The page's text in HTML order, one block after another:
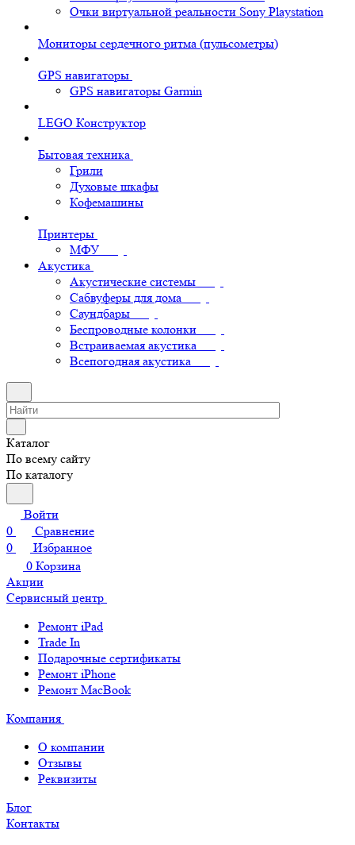
Очки виртуальной реальности Sony Playstation
Мониторы сердечного ритма (пульсометры)
GPS навигаторы
GPS навигаторы Garmin
LEGO Конструктор
Бытовая техника
Грили
Духовые шкафы
Кофемашины
Принтеры
МФУ
Акустика
Акустические системы
Сабвуферы для дома
Саундбары
Беспроводные колонки
Встраиваемая акустика
Всепогодная акустика
Каталог
По всему сайту
По каталогу
Войти
0
Сравнение
0
Избранное
0 Корзина
Акции
Сервисный центр
Ремонт iPad
Trade In
Подарочные сертификаты
Ремонт iPhone
Ремонт MacBook
Компания
О компании
Отзывы
Реквизиты
Блог
Контакты